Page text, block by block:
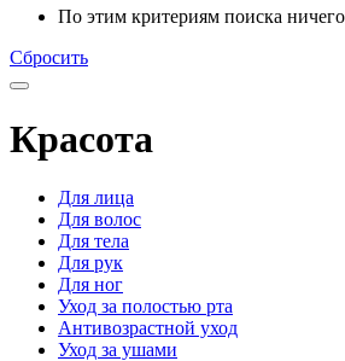
По этим критериям поиска
Сбросить
Красота
Для лица
Для волос
Для тела
Для рук
Для ног
Уход за полостью рта
Антивозрастной уход
Уход за ушами